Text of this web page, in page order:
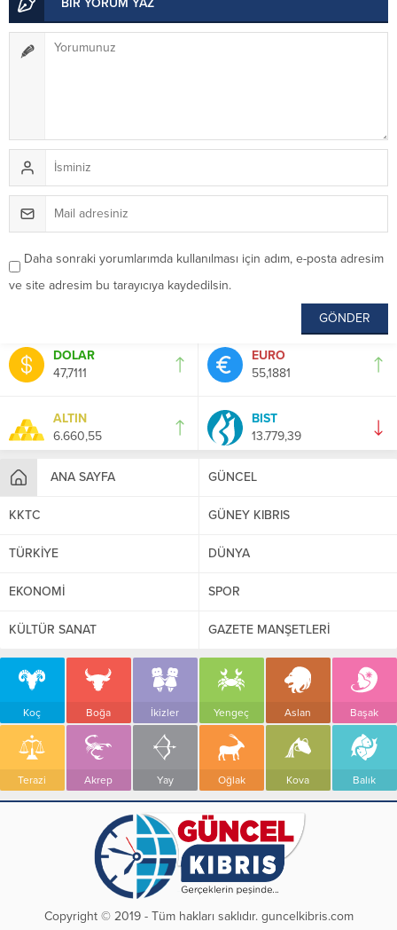
DOLAR
47,7111
EURO
55,1881
ALTIN
6.660,55
BIST
13.779,39
ANA SAYFA GÜNCEL
KKTC GÜNEY KIBRIS
TÜRKİYE DÜNYA
EKONOMİ SPOR
KÜLTÜR SANAT GAZETE MANŞETLERİ
Koç Boğa İkizler Yengeç Aslan Başak
Terazi Akrep Yay Oğlak Kova Balık
BİR YORUM YAZ
Daha sonraki yorumlarımda kullanılması için adım, e-posta adresim
ve site adresim bu tarayıcıya kaydedilsin.
Copyright © 2019 - Tüm hakları saklıdır. guncelkibris.com